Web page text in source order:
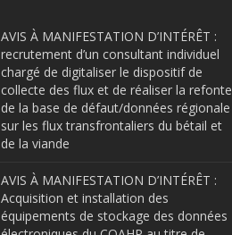
AVIS À MANIFESTATION D’INTÉRÊT :
recrutement d’un consultant individuel
chargé de digitaliser le dispositif de
collecte des flux et de réaliser la refonte
de la base de défaut/données régionale
sur les flux transfrontaliers du bétail et
de la viande
AVIS À MANIFESTATION D’INTÉRÊT :
Acquisition et installation des
équipements de stockage des données